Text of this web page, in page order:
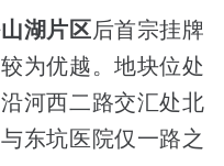
湖片区后首宗挂牌
为优越。地块位处
河西二路交汇处北
东坑医院仅一路之